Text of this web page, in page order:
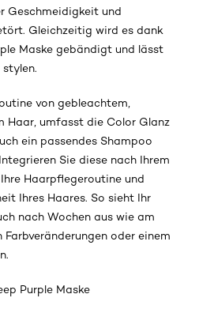
Geschmeidigkeit und
Gleichzeitig wird es dank
Maske gebändigt und lässt
von gebleachtem,
Haar, umfasst die Color Glanz
ein passendes Shampoo
Sie diese nach Ihrem
Haarpflegeroutine und
Ihres Haares. So sieht Ihr
nach Wochen aus wie am
oder einem
Purple Maske